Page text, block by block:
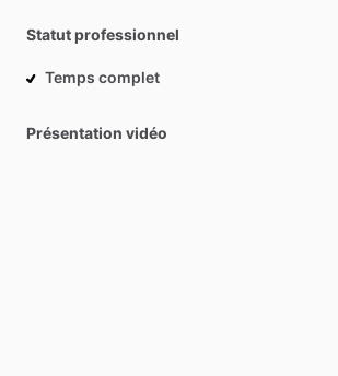
Statut professionnel
Temps complet
Présentation vidéo